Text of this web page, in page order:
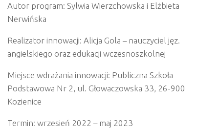
Autor program: Sylwia Wierzchowska i Elżbieta
Nerwińska
Realizator innowacji: Alicja Gola – nauczyciel jęz.
angielskiego oraz edukacji wczesnoszkolnej
Miejsce wdrażania innowacji: Publiczna Szkoła
Podstawowa Nr 2, ul. Głowaczowska 33, 26-900
Kozienice
Termin: wrzesień 2022 – maj 2023